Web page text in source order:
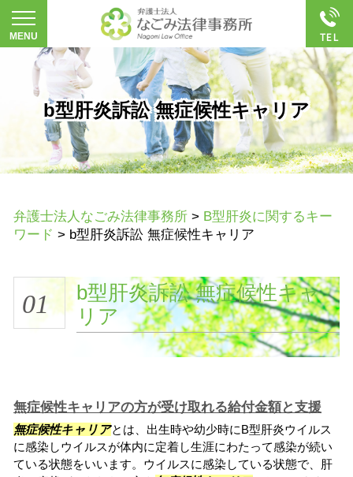
b型肝炎訴訟 無症候性キャリア
弁護士法人なごみ法律事務所 > B型肝炎に関するキー
ワード > b型肝炎訴訟 無症候性キャリア
01
b型肝炎訴訟 無症候性キャ
リア
無症候性キャリアの方が受け取れる給付金額と支援
無症候性キャリアとは、出生時や幼少時にB型肝炎ウイルス
に感染しウイルスが体内に定着し生涯にわたって感染が続い
ている状態をいいます。ウイルスに感染している状態で、肝